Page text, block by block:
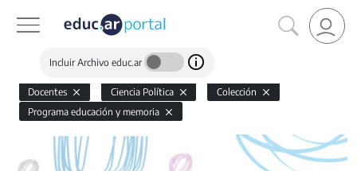
Incluir Archivo educ.ar
Docentes Ciencia Política
Colección
Programa educación y memoria